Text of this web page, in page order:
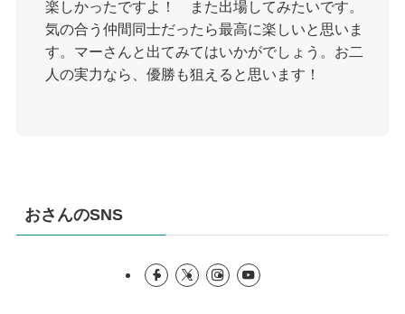
楽しかったですよ！ また出場してみたいです。
気の合う仲間同士だったら最高に楽しいと思いま
す。マーさんと出てみてはいかがでしょう。お二
人の実力なら、優勝も狙えると思います！
おさんのSNS